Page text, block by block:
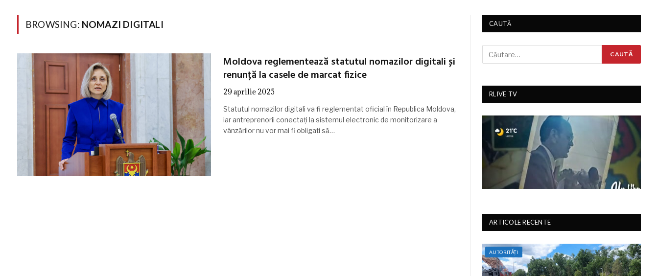
BROWSING: NOMAZI DIGITALI
Moldova reglementează statutul nomazilor digitali și
renunță la casele de marcat fizice
29 aprilie 2025
Statutul nomazilor digitali va fi reglementat oficial în Republica Moldova,
iar antreprenorii conectați la sistemul electronic de monitorizare a
vânzărilor nu vor mai fi obligați să…
CAUTĂ
RLIVE TV
ARTICOLE RECENTE
AUTORITĂȚI